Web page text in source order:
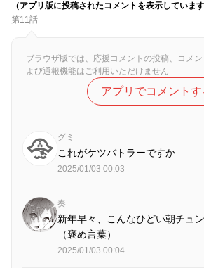
（アプリ版に投稿されたコメントを表示しています
第11話
ブラウザ版では、応援コメントの投稿、コメ
よび通報機能はご利用いただけません
アプリでコメントす
グミ
これがケツバトラーですか
2025/01/03 00:03
奏
新年早々、こんなひどい朝チュ
（褒め言葉）
2025/01/03 00:04